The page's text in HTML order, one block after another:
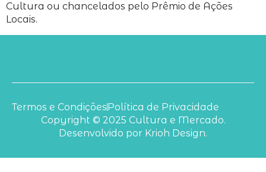
Cultura ou chancelados pelo Prêmio de Ações
Locais.
Copyright © 2025 Cultura e Mercado.
Desenvolvido por Krioh Design.
Termos e CondiçõesPolítica de Privacidade